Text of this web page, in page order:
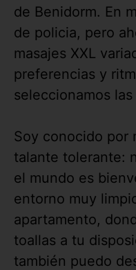
de Benidorm. En
de policia, pero
masajes XXL
preferencias y
seleccionamos
Soy conocido por
talante tolerante:
el mundo es
entorno muy
apartamento,
toallas a tu
también puedo